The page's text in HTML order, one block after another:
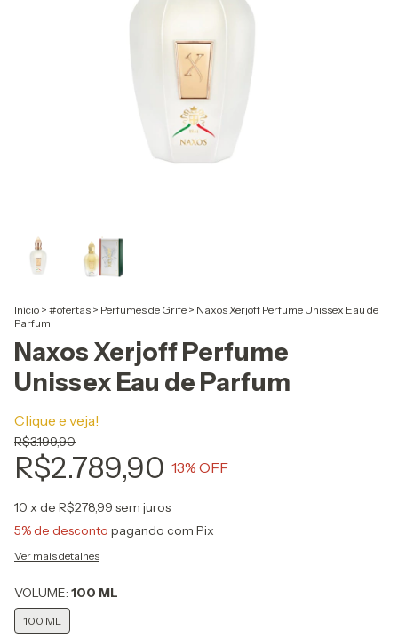
Início > #ofertas > Perfumes de Grife > Naxos Xerjoff Perfume Unissex Eau de
Parfum
Naxos Xerjoff Perfume
Unissex Eau de Parfum
Clique e veja!
R$3.199,90
R$2.789,90 13% OFF
10 x de R$278,99 sem juros
5% de desconto pagando com Pix
Ver mais detalhes
VOLUME: 100 ML
100 ML